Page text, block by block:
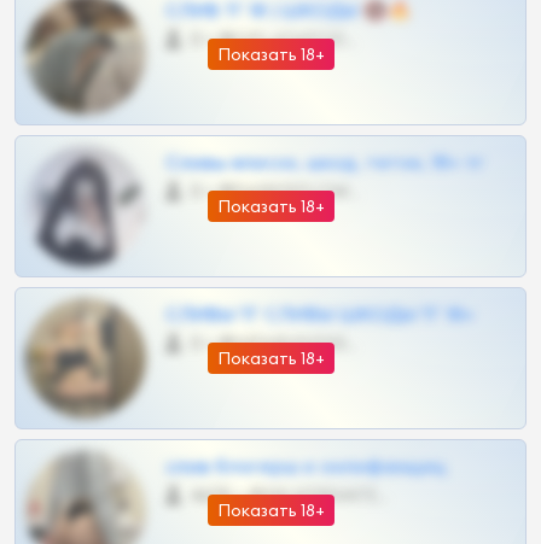
Показать 18+
СЛИВ ТГ 18 | ШКОДЫ 🔞🔥
0 •
Показать 18+
Сливы вписок, шкод, теток, 18+ тг
0 •
Показать 18+
СЛИВЫ ТГ СЛИВЫ ШКОДЫ ТГ 18+
0 •
Показать 18+
слив блогерш и онлифанщиц
4675 •